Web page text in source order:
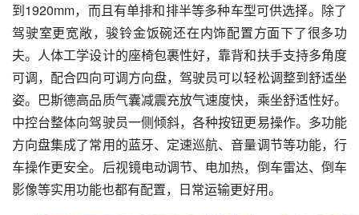
到1920mm，而且有单排和排半等多种车型可供选择。除了
驾驶室更宽敞，骏铃金饭碗还在内饰配置方面下了很多功
夫。人体工学设计的座椅包裹性好，靠背和扶手支持多角度
可调，配合四向可调方向盘，驾驶员可以轻松调整到舒适坐
姿。巴斯德高品质气囊减震充放气速度快，乘坐舒适性好。
中控台整体向驾驶员一侧倾斜，各种按钮更易操作。多功能
方向盘集成了常用的蓝牙、定速巡航、音量调节等功能，行
车操作更安全。后视镜电动调节、电加热，倒车雷达、倒车
影像等实用功能也都有配置，日常运输更好用。